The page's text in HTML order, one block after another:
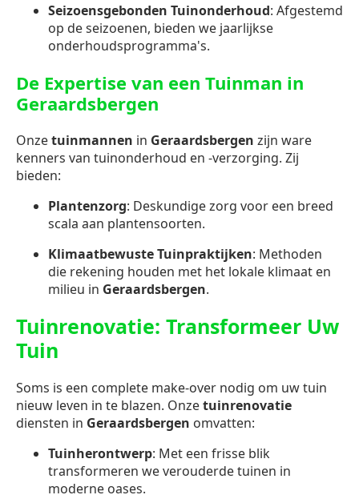
Seizoensgebonden Tuinonderhoud: Afgestemd
op de seizoenen, bieden we jaarlijkse
onderhoudsprogramma's.
De Expertise van een Tuinman in
Geraardsbergen
Onzetuinmannen in Geraardsbergen zijn ware
kenners van tuinonderhoud en -verzorging. Zij
bieden:
Plantenzorg: Deskundige zorg voor een breed
scala aan plantensoorten.
Klimaatbewuste Tuinpraktijken: Methoden
die rekening houden met het lokale klimaat en
milieu in Geraardsbergen.
Tuinrenovatie: Transformeer Uw
Tuin
Soms is een complete make-over nodig om uw tuin
nieuw leven in te blazen. Onzetuinrenovatie
diensten in Geraardsbergen omvatten:
Tuinherontwerp: Met een frisse blik
transformeren we verouderde tuinen in
moderne oases.